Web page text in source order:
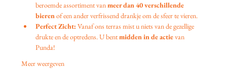
beroemde assortiment van meer dan 40 verschillende
bieren of een ander verfrissend drankje om de sfeer te vieren.
Perfect Zicht: Vanaf ons terras mist u niets van de gezellige
drukte en de optredens. U bent midden in de actie van
Punda!
Meer weergeven